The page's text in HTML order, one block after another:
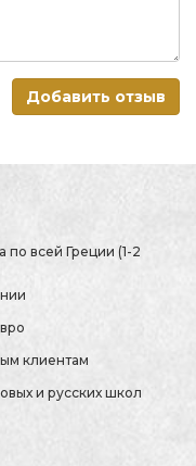
Добавить отзыв
по всей Греции (1-2
клиентам
и русских школ